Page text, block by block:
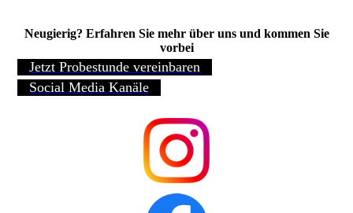
Neugierig? Erfahren Sie mehr über uns und kommen Sie
vorbei
Jetzt Probestunde vereinbaren
Social Media Kanäle